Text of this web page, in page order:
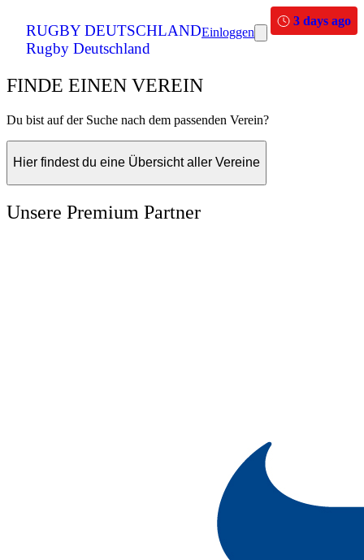
RUGBY DEUTSCHLAND
Rugby Deutschland
Einloggen
FINDE EINEN VEREIN
Du bist auf der Suche nach dem passenden Verein?
Hier findest du eine Übersicht aller Vereine
Unsere Premium Partner
3 days ago